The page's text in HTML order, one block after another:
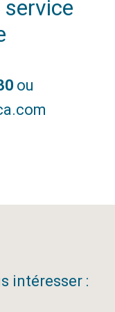
ou
intéresser :